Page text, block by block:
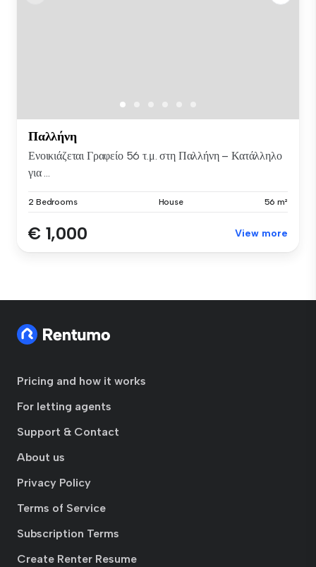
Παλλήνη
Ενοικιάζεται Γραφείο 56 τ.μ. στη Παλλήνη – Κατάλληλο
για ...
2 Bedrooms House 56 m²
€ 1,000 View more
Pricing and how it works
For letting agents
Support & Contact
About us
Privacy Policy
Terms of Service
Subscription Terms
Create Renter Resume